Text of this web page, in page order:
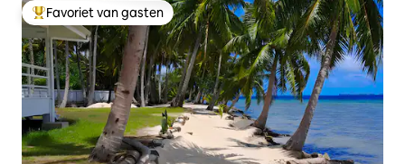
Topfavoriet van gasten
Favoriet van gasten